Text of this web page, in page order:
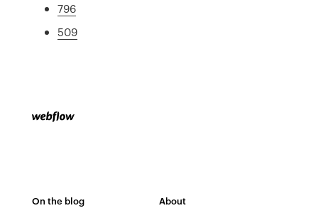
796
509
On the blog About